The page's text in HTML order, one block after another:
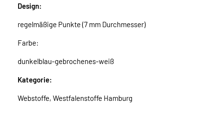
Design:
regelmäßige Punkte (7 mm Durchmesser)
Farbe:
dunkelblau-gebrochenes-weiß
Kategorie:
Webstoffe, Westfalenstoffe Hamburg